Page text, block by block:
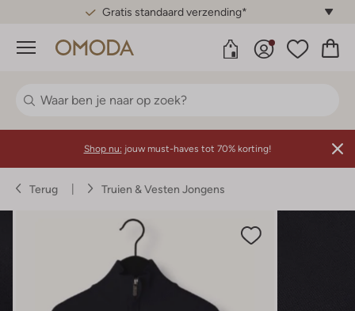
Gratis standaard verzending*
Menu
Shop nu: jouw must-haves tot 70% korting!
Terug Truien & Vesten Jongens